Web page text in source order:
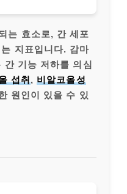
는 효소로, 간 세포
지표입니다. 감마
기능 저하를 의심
섭취 , 비알코올성
원인이 있을 수 있